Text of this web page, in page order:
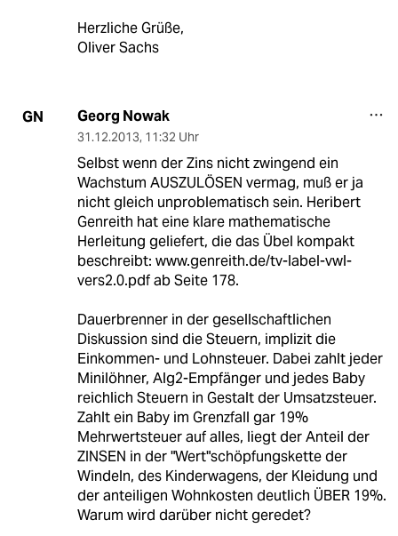
Herzliche Grüße,
Oliver Sachs
GN Georg Nowak
31.12.2013, 11:32 Uhr
Selbst wenn der Zins nicht zwingend ein
Wachstum AUSZULÖSEN vermag, muß er ja
nicht gleich unproblematisch sein. Heribert
Genreith hat eine klare mathematische
Herleitung geliefert, die das Übel kompakt
beschreibt: www.genreith.de/tv-label-vwl-
vers2.0.pdf ab Seite 178.
Dauerbrenner in der gesellschaftlichen
Diskussion sind die Steuern, implizit die
Einkommen- und Lohnsteuer. Dabei zahlt jeder
Minilöhner, Alg2-Empfänger und jedes Baby
reichlich Steuern in Gestalt der Umsatzsteuer.
Zahlt ein Baby im Grenzfall gar 19%
Mehrwertsteuer auf alles, liegt der Anteil der
ZINSEN in der "Wert"schöpfungskette der
Windeln, des Kinderwagens, der Kleidung und
der anteiligen Wohnkosten deutlich ÜBER 19%.
Warum wird darüber nicht geredet?